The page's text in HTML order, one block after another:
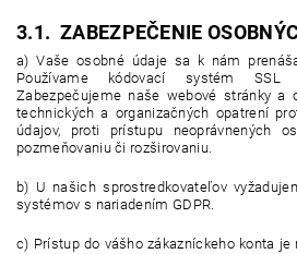
3.1. ZABEZPEČENIE
a) Vaše osobné údaje sa k nám
Používame kódovací systém SSL
Zabezpečujeme naše webové stránky a
technických a organizačných opatrení
údajov, proti prístupu neoprávnených
pozmeňovaniu či rozširovaniu.
b) U našich sprostredkovateľov
systémov s nariadením GDPR.
c) Prístup do vášho zákazníckeho konta